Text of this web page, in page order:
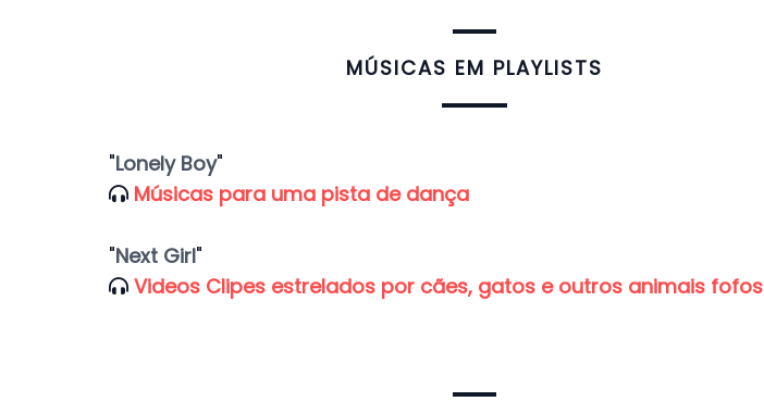
​MÚSICAS EM PLAYLISTS
"Lonely Boy"
Músicas para uma pista de dança
"Next Girl"
Videos Clipes estrelados por cães, gatos e outros animais fofos